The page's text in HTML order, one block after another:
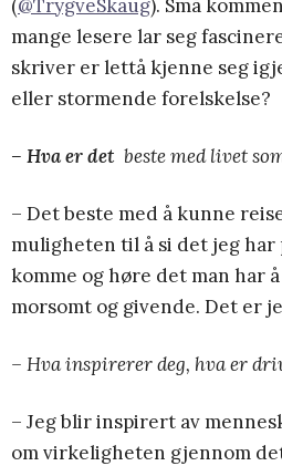
(@TrygveSkaug). Små
mange lesere lar seg
skriver er lettå kjenne seg
eller stormende forelskelse?
– Hva er det beste med livet
– Det beste med å kunne
muligheten til å si det jeg
komme og høre det man har
morsomt og givende. Det er
– Hva inspirerer deg, hva er
– Jeg blir inspirert av
om virkeligheten gjennom